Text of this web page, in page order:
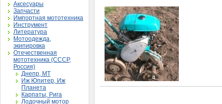
Аксесуары
Запчасти
Импортная мототехника
Инструмент
Литература
Мотоодежда,
экипировка
Отечественная
мототехника (СССР,
Россия)
Днепр, МТ
Иж Юпитер, Иж
Планета
Карпаты, Рига
Лодочный мотор